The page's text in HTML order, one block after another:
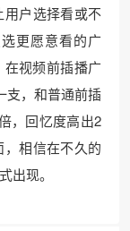
户选择看或不
更愿意看的广
在视频前插播广
支，和普通前插
，回忆度高出2
相信在不久的
出现。